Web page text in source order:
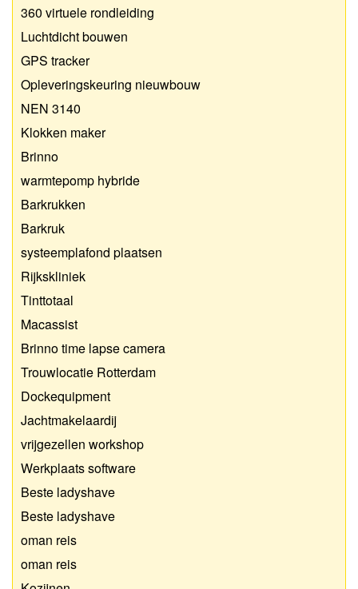
360 virtuele rondleiding
Luchtdicht bouwen
GPS tracker
Opleveringskeuring nieuwbouw
NEN 3140
Klokken maker
Brinno
warmtepomp hybride
Barkrukken
Barkruk
systeemplafond plaatsen
Rijkskliniek
Tinttotaal
Macassist
Brinno time lapse camera
Trouwlocatie Rotterdam
Dockequipment
Jachtmakelaardij
vrijgezellen workshop
Werkplaats software
Beste ladyshave
Beste ladyshave
oman reis
oman reis